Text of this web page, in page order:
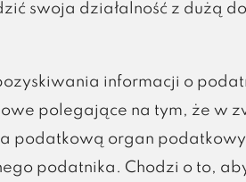
swoja działalność z dużą
informacji o
polegające na tym, że w
podatkową organ
podatnika. Chodzi o to,